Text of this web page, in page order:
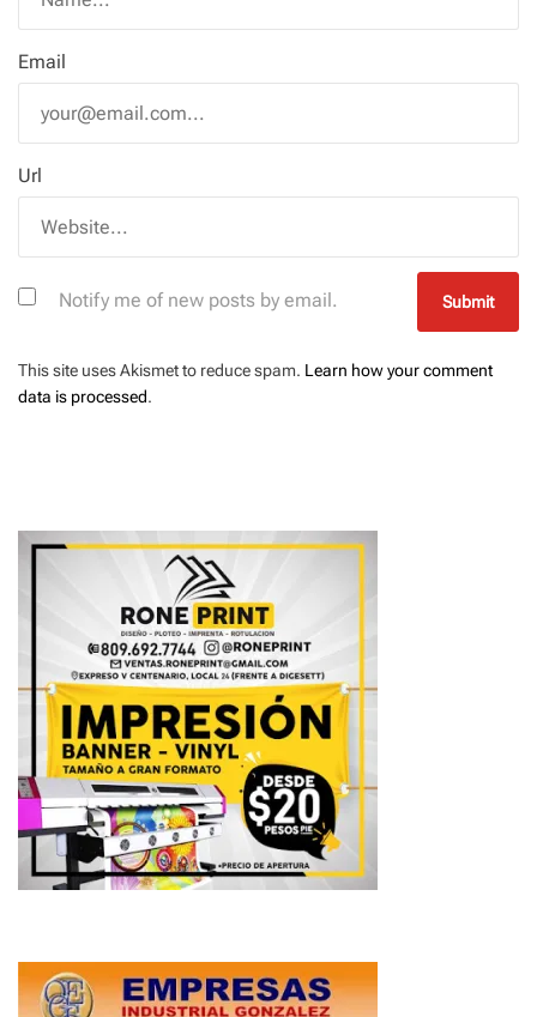
Email
Url
Notify me of new posts by email.
This site uses Akismet to reduce spam. Learn how your comment
data is processed.